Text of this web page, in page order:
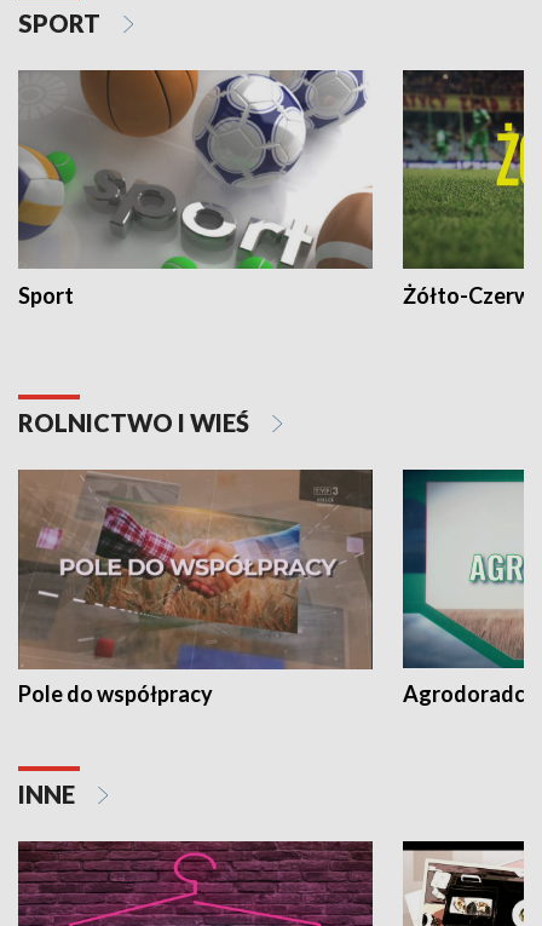
SPORT
Sport Żółto-
ROLNICTWO I WIEŚ
Pole do współpracy Agrodoradcy
INNE